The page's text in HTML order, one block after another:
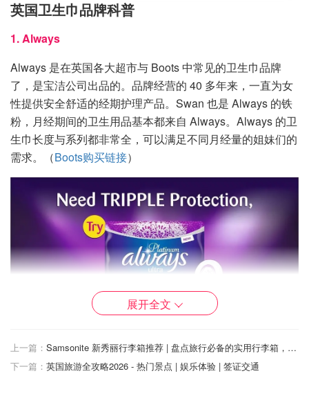
英国卫生巾品牌科普
1. Always
Always 是在英国各大超市与 Boots 中常见的卫生巾品牌
了，是宝洁公司出品的。品牌经营的 40 多年来，一直为女
性提供安全舒适的经期护理产品。Swan 也是 Always 的铁
粉，月经期间的卫生用品基本都来自 Always。Always 的卫
生巾长度与系列都非常全，可以满足不同月经量的姐妹们的
需求。（Boots购买链接）
展开全文
上一篇：
Samsonite 新秀丽行李箱推荐 | 盘点旅行必备的实用行李箱，登机箱行李箱尺寸介绍！
下一篇： 英国旅游全攻略2026 - 热门景点 | 娱乐体验 | 签证交通